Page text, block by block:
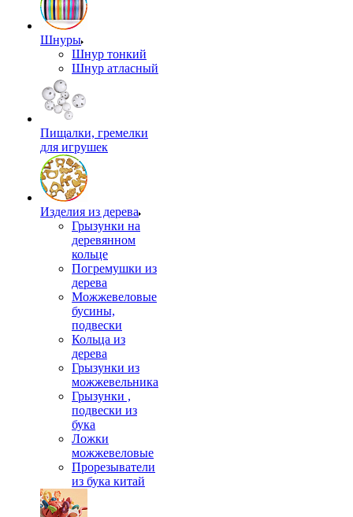
Шнуры
Шнур тонкий
Шнур атласный
Пищалки, гремелки
для игрушек
Изделия из дерева
Грызунки на
деревянном
кольце
Погремушки из
дерева
Можжевеловые
бусины,
подвески
Кольца из
дерева
Грызунки из
можжевельника
Грызунки ,
подвески из
бука
Ложки
можжевеловые
Прорезыватели
из бука китай